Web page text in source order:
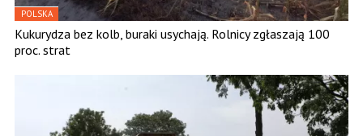
POLSKA
Kukurydza bez kolb, buraki usychają. Rolnicy zgłaszają 100
proc. strat